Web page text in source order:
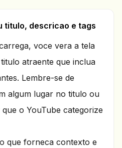
titulo, descricao e tags
voce vera a tela
atraente que inclua
Lembre-se de
algum lugar no titulo ou
o YouTube categorize
que forneca contexto e